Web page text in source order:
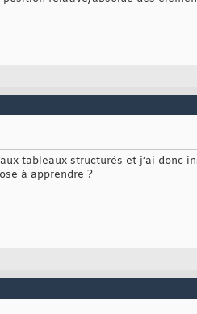
tableaux structurés et j’ai donc
à apprendre ?